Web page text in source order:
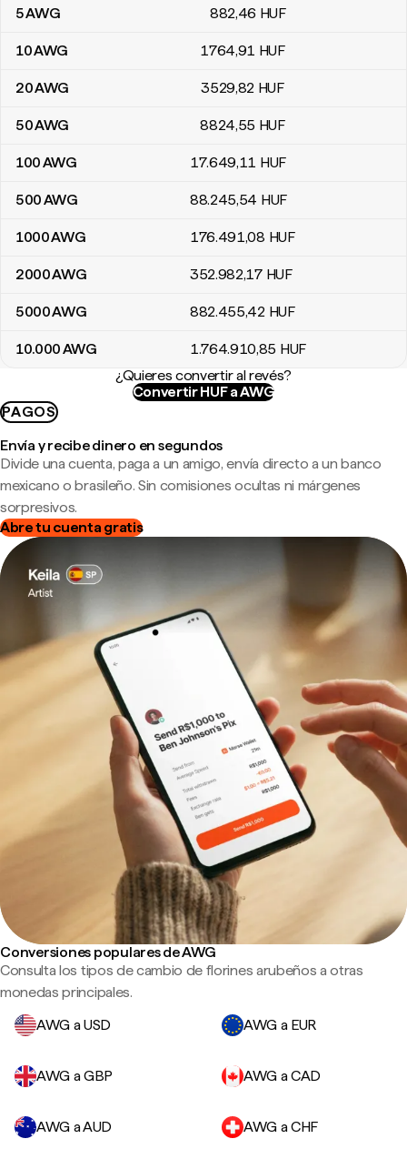
5AWG 882,46 HUF
10AWG 1764,91 HUF
20AWG 3529,82 HUF
50AWG 8824,55 HUF
100AWG 17.649,11 HUF
500AWG 88.245,54 HUF
1000AWG 176.491,08 HUF
2000AWG 352.982,17 HUF
5000AWG 882.455,42 HUF
10.000AWG 1.764.910,85 HUF
¿Quieres convertir al revés?
Convertir HUF a AWG
PAGOS
Envía y recibe dinero en segundos
Divide una cuenta, paga a un amigo, envía directo a un banco
mexicano o brasileño. Sin comisiones ocultas ni márgenes
sorpresivos.
Abre tu cuenta gratis
Conversiones populares de AWG
Consulta los tipos de cambio de florines arubeños a otras
monedas principales.
AWG a USD
AWG a EUR
AWG a GBP AWG a CAD
AWG a AUD AWG a CHF